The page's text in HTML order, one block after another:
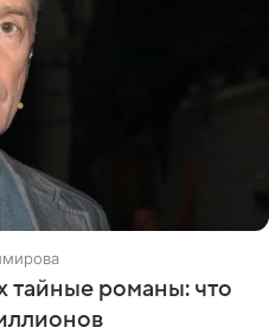
тайные романы: что